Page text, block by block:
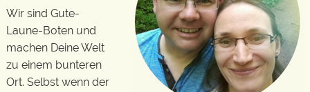
Wir sind Gute-
Laune-Boten und
machen Deine Welt
zu einem bunteren
Ort. Selbst wenn der